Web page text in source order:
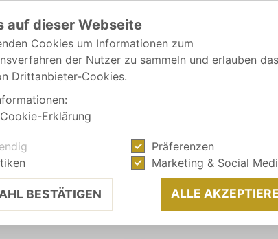
auf dieser Webseite
Cookies um Informationen zum
der Nutzer zu sammeln und erlauben das
Drittanbieter-Cookies.
Cookie-Erklärung
Präferenzen
Marketing & Social
BESTÄTIGEN ALLE